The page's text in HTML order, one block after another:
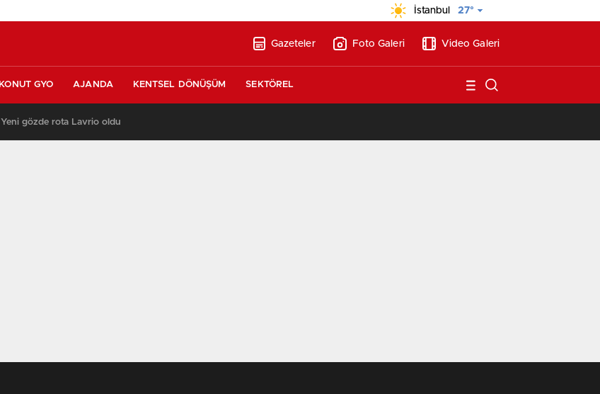
İstanbul 27°
Gazeteler Foto Galeri Video Galeri
GYO AJANDA KENTSEL DÖNÜŞÜM SEKTÖREL
Yeni gözde rota Lavrio oldu